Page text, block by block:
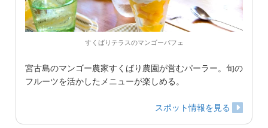
すくばりテラスのマンゴーパフェ
宮古島のマンゴー農家すくばり農園が営むパーラー。旬の
フルーツを活かしたメニューが楽しめる。
スポット情報を見る